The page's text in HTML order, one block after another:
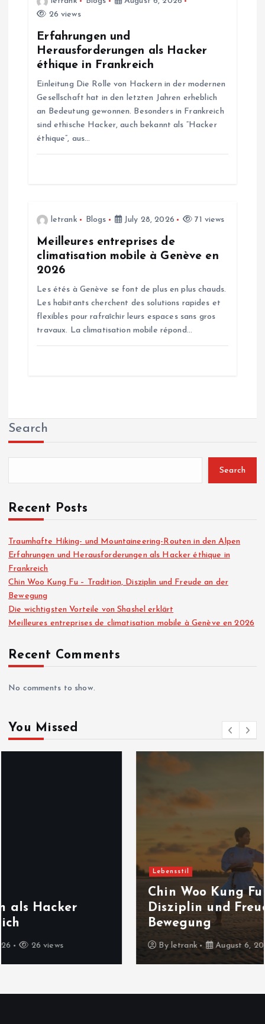
26 views
Erfahrungen und
Herausforderungen als Hacker
éthique in Frankreich
Einleitung Die Rolle von Hackern in der modernen
Gesellschaft hat in den letzten Jahren erheblich
an Bedeutung gewonnen. Besonders in Frankreich
sind ethische Hacker, auch bekannt als “Hacker
éthique”, aus…
letrank Blogs July 28, 2026 71 views
Meilleures entreprises de
climatisation mobile à Genève en
2026
Les étés à Genève se font de plus en plus chauds.
Les habitants cherchent des solutions rapides et
flexibles pour rafraîchir leurs espaces sans gros
travaux. La climatisation mobile répond…
Search
Search
Recent Posts
Traumhafte Hiking- und Mountaineering-Routen in den Alpen
Erfahrungen und Herausforderungen als Hacker éthique in
Frankreich
Chin Woo Kung Fu – Tradition, Disziplin und Freude an der
Bewegung
Die wichtigsten Vorteile von Shashel erklärt
Meilleures entreprises de climatisation mobile à Genève en 2026
Recent Comments
No comments to show.
You Missed
Chin Woo Kung Fu – Tradition,
Disziplin und Freude an der
By letrank 31 views